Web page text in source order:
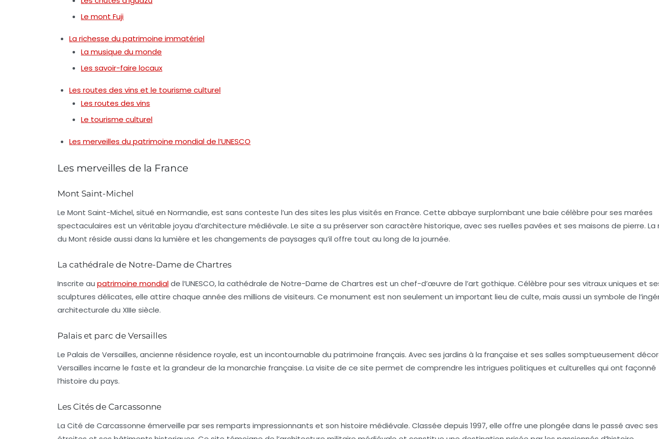
Le mont Fuji
La richesse du patrimoine immatériel
La musique du monde
Les savoir-faire locaux
Les routes des vins et le tourisme culturel
Les routes des vins
Le tourisme culturel
Les merveilles du patrimoine mondial de l’UNESCO
Les merveilles de la France
Mont Saint-Michel
Le Mont Saint-Michel, situé en Normandie, est sans conteste l’un des sites les plus visités en France. Cette abbaye surplombant une baie célèbre pour ses marées
spectaculaires est un véritable joyau d’architecture médiévale. Le site a su préserver son caractère historique, avec ses ruelles pavées et ses maisons de pierre. La
du Mont réside aussi dans la lumière et les changements de paysages qu’il offre tout au long de la journée.
La cathédrale de Notre-Dame de Chartres
Inscrite au patrimoine mondialde l’UNESCO, la cathédrale de Notre-Dame de Chartres est un chef-d’œuvre de l’art gothique. Célèbre pour ses vitraux uniques et
sculptures délicates, elle attire chaque année des millions de visiteurs. Ce monument est non seulement un important lieu de culte, mais aussi un symbole de
architecturale du XIIIe siècle.
Palais et parc de Versailles
Le Palais de Versailles, ancienne résidence royale, est un incontournable du patrimoine français. Avec ses jardins à la française et ses salles somptueusement
Versailles incarne le faste et la grandeur de la monarchie française. La visite de ce site permet de comprendre les intrigues politiques et culturelles qui ont façonné
l’histoire du pays.
Les Cités de Carcassonne
La Cité de Carcassonne émerveille par ses remparts impressionnants et son histoire médiévale. Classée depuis 1997, elle offre une plongée dans le passé avec